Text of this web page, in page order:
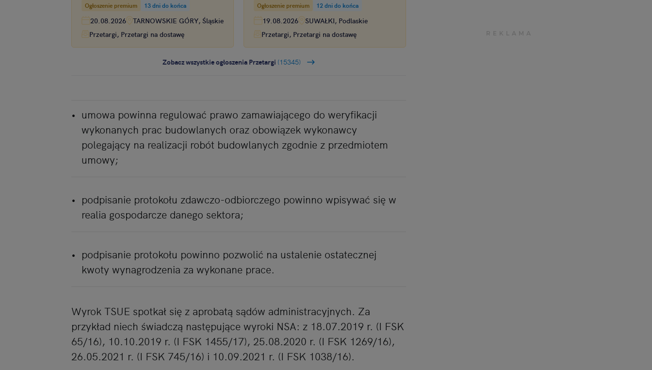
Mieszkaniowej CHEMIK
Ogłoszenie premium 13 dni do końca
20.08.2026
TARNOWSKIE GÓRY, Śląskie
Przetargi, Przetargi na dostawę
Ogłoszenie premium 12 dni do końca
19.08.2026
SUWAŁKI, Podlaskie
Przetargi, Przetargi na dostawę
Zobacz wszystkie ogłoszenia Przetargi (15345)
umowa powinna regulować prawo zamawiającego do weryfikacji
wykonanych prac budowlanych oraz obowiązek wykonawcy
polegający na realizacji robót budowlanych zgodnie z przedmiotem
umowy;
podpisanie protokołu zdawczo-odbiorczego powinno wpisywać się w
realia gospodarcze danego sektora;
podpisanie protokołu powinno pozwolić na ustalenie ostatecznej
kwoty wynagrodzenia za wykonane prace.
Wyrok TSUE spotkał się z aprobatą sądów administracyjnych. Za
przykład niech świadczą następujące wyroki NSA: z 18.07.2019 r. (I FSK
65/16), 10.10.2019 r. (I FSK 1455/17), 25.08.2020 r. (I FSK 1269/16),
26.05.2021 r. (I FSK 745/16) i 10.09.2021 r. (I FSK 1038/16).